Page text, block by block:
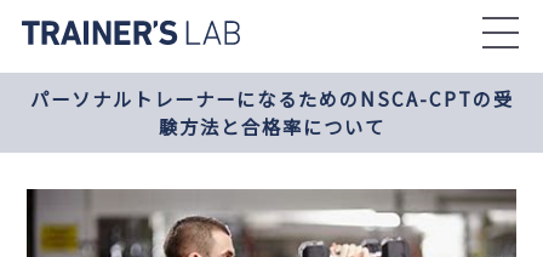
the
contentパーソナルトレーナーになるためのNSCA-CPTの受
験方法と合格率について